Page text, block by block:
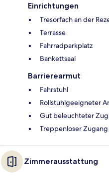
Einrichtungen
Tresorfach an der
Terrasse
Fahrradparkplatz
Bankettsaal
Barrierearmut
Fahrstuhl
Rollstuhlgeeigneter
Gut beleuchteter
Treppenloser Zugang
Zimmerausstattung